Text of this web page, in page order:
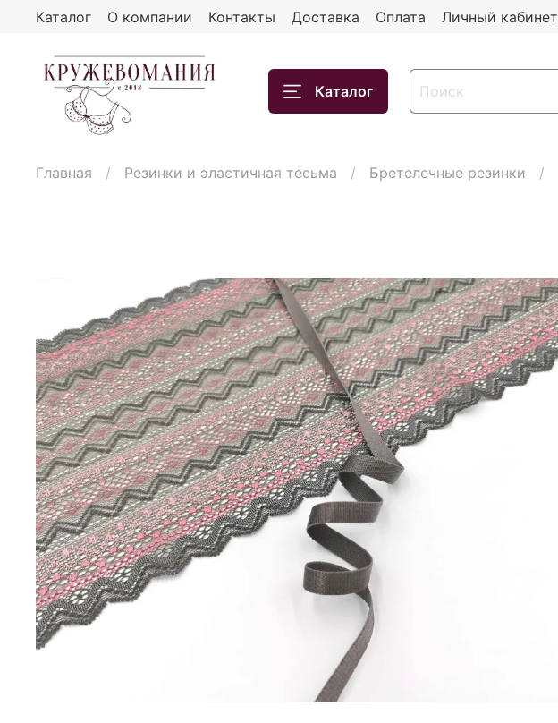
Каталог О компании Контакты Доставка Оплата Личный кабинет
Каталог
Главная Резинки и эластичная тесьма Бретелечные резинки